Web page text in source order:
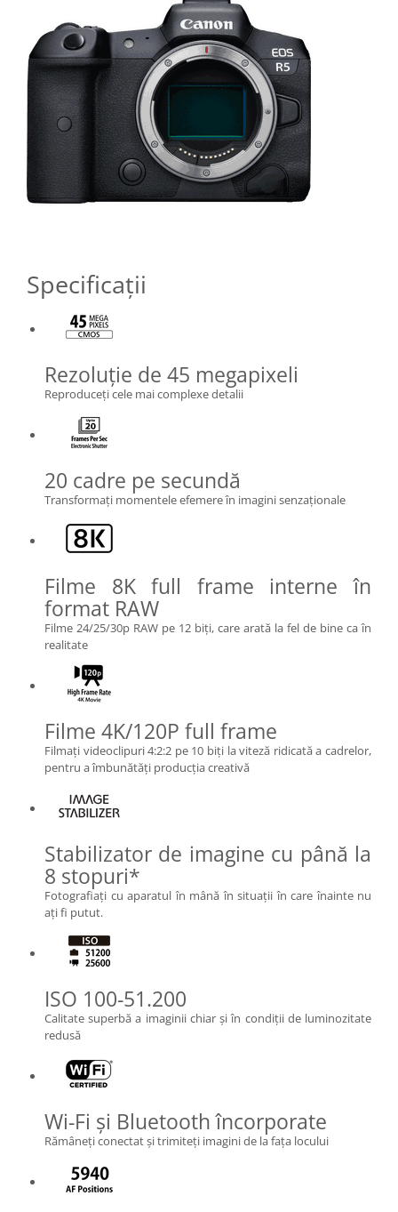
Specificaţii
Rezoluţie de 45 megapixeli
Reproduceţi cele mai complexe detalii
20 cadre pe secundă
Transformaţi momentele efemere în imagini senzaţionale
Filme 8K full frame interne în
format RAW
Filme 24/25/30p RAW pe 12 biţi, care arată la fel de bine ca în
realitate
Filme 4K/120P full frame
Filmaţi videoclipuri 4:2:2 pe 10 biţi la viteză ridicată a cadrelor,
pentru a îmbunătăţi producţia creativă
Stabilizator de imagine cu până la
8 stopuri*
Fotografiaţi cu aparatul în mână în situaţii în care înainte nu
aţi fi putut.
ISO 100-51.200
Calitate superbă a imaginii chiar şi în condiţii de luminozitate
redusă
Wi-Fi şi Bluetooth încorporate
Rămâneţi conectat şi trimiteţi imagini de la faţa locului